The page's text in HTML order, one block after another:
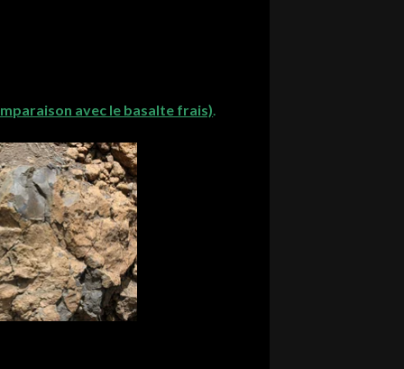
avec le basalte frais).